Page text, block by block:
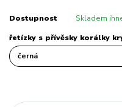
Dostupnost Skladem
řetízky s přívěsky korálky